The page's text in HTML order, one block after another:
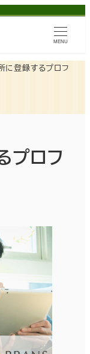
MENU
に登録するプロフ
プロフ